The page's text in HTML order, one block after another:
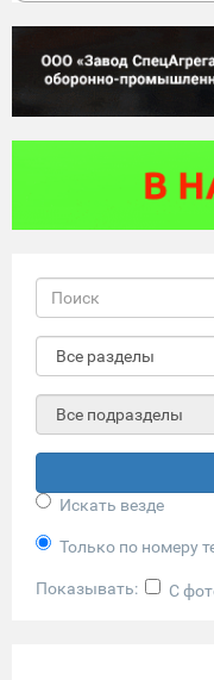
Искать везде
Только по номеру
Показывать: С